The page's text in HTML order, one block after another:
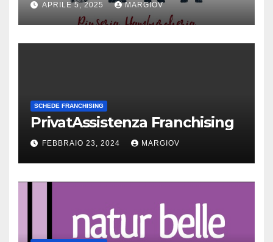
APRILE 5, 2025 MARGIOV
SCHEDE FRANCHISING
PrivatAssistenza Franchising
FEBBRAIO 23, 2024 MARGIOV